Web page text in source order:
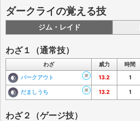
ダークライの覚える技
ジム・レイド
わざ１（通常技）
わざ 威力 時間
バークアウト
13.2 1
だましうち 13.2 1
わざ２（ゲージ技）